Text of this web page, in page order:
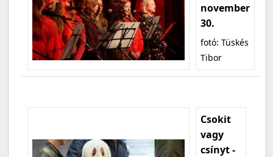
november
30.
fotó: Tüskés
Tibor
Csokit
vagy
csínyt -